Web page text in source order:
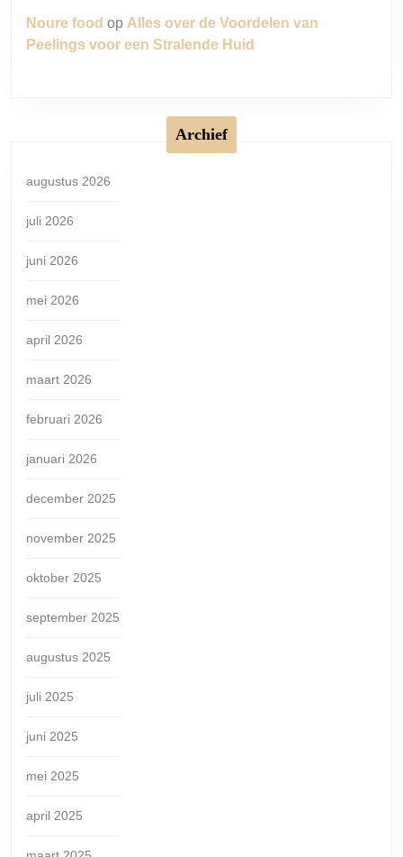
Noure food op Alles over de Voordelen van
Peelings voor een Stralende Huid
Archief
augustus 2026
juli 2026
juni 2026
mei 2026
april 2026
maart 2026
februari 2026
januari 2026
december 2025
november 2025
oktober 2025
september 2025
augustus 2025
juli 2025
juni 2025
mei 2025
april 2025